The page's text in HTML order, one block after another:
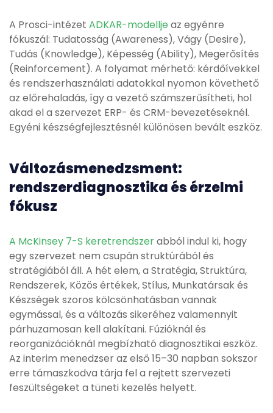
A Prosci-intézet ADKAR-modelljeaz egyénre
fókuszál: Tudatosság (Awareness), Vágy (Desire),
Tudás (Knowledge), Képesség (Ability), Megerősítés
(Reinforcement). A folyamat mérhető: kérdőívekkel
és rendszerhasználati adatokkal nyomon követhető
az előrehaladás, így a vezető számszerűsítheti, hol
akad el a szervezet ERP- és CRM-bevezetéseknél.
Egyéni készségfejlesztésnél különösen bevált eszköz.
Változásmenedzsment:
rendszerdiagnosztika és érzelmi
fókusz
A McKinsey 7-S keretrendszerabból indul ki, hogy
egy szervezet nem csupán struktúrából és
stratégiából áll. A hét elem, a Stratégia, Struktúra,
Rendszerek, Közös értékek, Stílus, Munkatársak és
Készségek szoros kölcsönhatásban vannak
egymással, és a változás sikeréhez valamennyit
párhuzamosan kell alakítani. Fúzióknál és
reorganizációknál megbízható diagnosztikai eszköz.
Az interim menedzser az első 15–30 napban sokszor
erre támaszkodva tárja fel a rejtett szervezeti
feszültségeket a tüneti kezelés helyett.